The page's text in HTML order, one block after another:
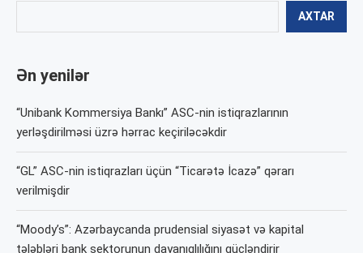
AXTAR
Ən yenilər
“Unibank Kommersiya Bankı” ASC-nin istiqrazlarının
yerləşdirilməsi üzrə hərrac keçiriləcəkdir
“GL” ASC-nin istiqrazları üçün “Ticarətə İcazə” qərarı
verilmişdir
“Moody’s”: Azərbaycanda prudensial siyasət və kapital
tələbləri bank sektorunun dayanıqlılığını gücləndirir